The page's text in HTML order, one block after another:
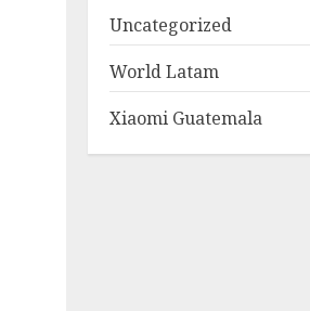
Uncategorized
World Latam
Xiaomi Guatemala